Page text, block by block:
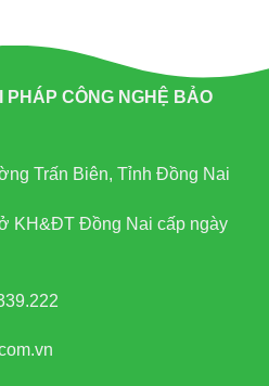
PHÁP CÔNG NGHỆ BẢO
Trấn Biên, Tỉnh Đồng Nai
KH&ĐT Đồng Nai cấp ngày